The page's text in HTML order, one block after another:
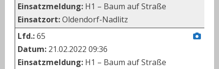
Einsatzmeldung: H1 – Baum auf Straße
Einsatzort:Oldendorf-Nadlitz
Lfd.:65
Datum: 21.02.2022 09:36
Einsatzmeldung: H1 – Baum auf Straße